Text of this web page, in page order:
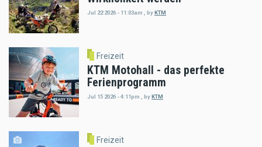
Jul 22 2026 - 11:03am , byKTM
Freizeit
KTM Motohall - das perfekte
Ferienprogramm
Jul 15 2026 - 4:11pm byKTM
Freizeit